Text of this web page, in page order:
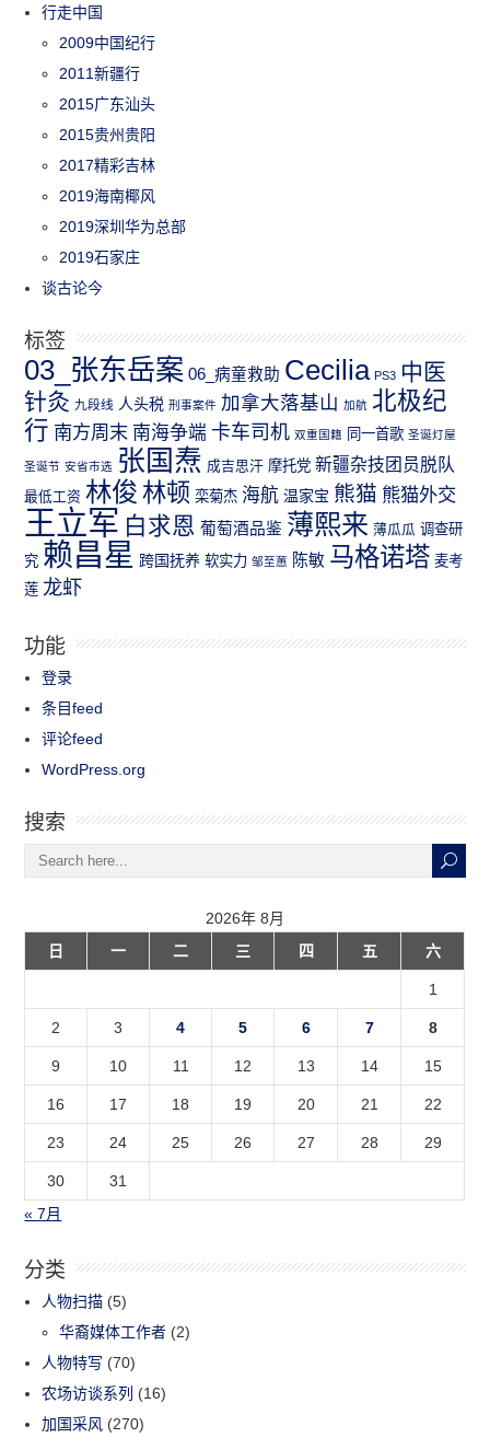
行走中国
2009中国纪行
2011新疆行
2015广东汕头
2015贵州贵阳
2017精彩吉林
2019海南椰风
2019深圳华为总部
2019石家庄
谈古论今
标签
03_张东岳案 06_病童救助 Cecilia PS3 中医
针灸 九段线 人头税 刑事案件 加拿大落基山 加航 北极纪
行 南方周末 南海争端 卡车司机 双重国籍 同一首歌 圣诞灯屋
圣诞节 安省市选 张国焘 成吉思汗 摩托党 新疆杂技团员脱队
最低工资 林俊 林顿 栾菊杰 海航 温家宝 熊猫 熊猫外交
王立军 白求恩 葡萄酒品鉴 薄熙来 薄瓜瓜 调查研
究 赖昌星 跨国抚养 软实力 邹至蕙 陈敏 马格诺塔 麦考
莲 龙虾
功能
登录
条目feed
评论feed
WordPress.org
搜索
2026年 8月
日
一 二 三 四 五 六
1
2 3 4 5 6 7 8
9 10 11 12 13 14 15
16 17 18 19 20 21 22
23 24 25 26 27 28 29
30
31
« 7月
分类
人物扫描 (5)
华裔媒体工作者 (2)
人物特写 (70)
农场访谈系列 (16)
加国采风 (270)